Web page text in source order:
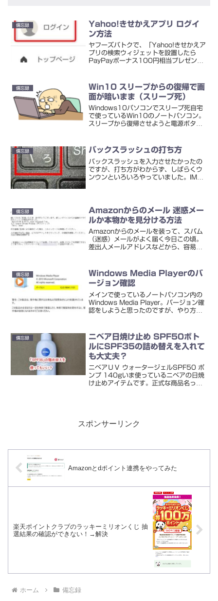
備忘録
Yahoo!きせかえアプリ ログイ
ン方法
ヤフーズバトクで、「Yahoo!きせかえア
プリの検索ウィジェットを設置したら
PayPayボーナス100円相当プレゼン
00分～2021年3月2日（火）11時59
分です...
備忘録
Win10 スリープからの復帰で画
面が暗いまま（スリープ死）
Windows10パソコンでスリープ死自宅
で使っているWin10のノートパソコン。
スリープから復帰させようと電源ボタン
真っ暗なまま。Enterボタンを押してみ
たり、マウ...
備忘録 バックスラッシュの打ち方
バックスラッシュを入力させたかったの
ですが、打ち方がわからず、しばらくウ
ンウンといろいろやっていました。IME
というと ・ ・ ・ ...
備忘録
Amazonからのメール 迷惑メー
ルか本物かを見分ける方法
Amazonからのメールを装って、スパム
（迷惑）メールがよく届く今日この頃。
差出人メールアドレスなどから、容易に
を見てみても、本物なのかどうかよくわ
からないような...
備忘録
Windows Media Playerのバ
ージョン確認
メインで使っているノートパソコン内の
Windows Media Player。バージョン確
認をしようと思ったのですが、やり方が
認方法マイクロソフトの...
備忘録
ニベア日焼け止め SPF50ボト
ルにSPF35の詰め替えを入れて
も大丈夫？
ニベアＵＶ ウォータージェルSPF50 ポ
ンプ 140gいま使っているニベアの日焼
け止めアイテムです。正式な商品名って
スポンサーリンク
Amazonとdポイント連携をやってみた
楽天ポイントクラブのラッキーミリオンくじ 抽
選結果の確認ができない！→解決
ホーム 備忘録